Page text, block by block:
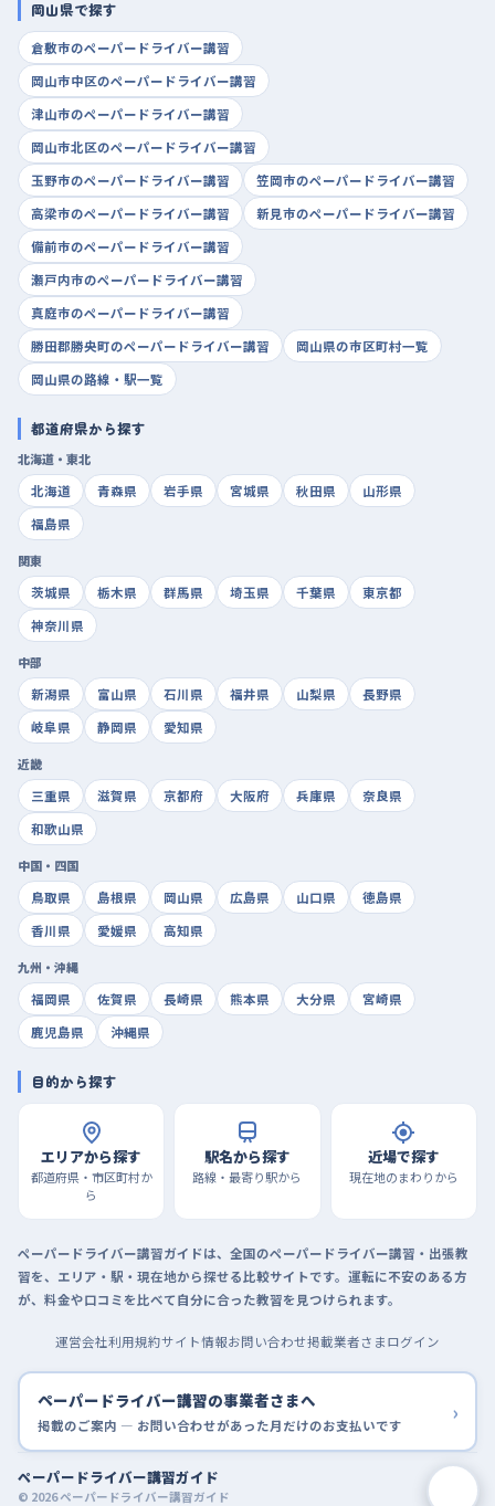
岡山県で探す
倉敷市のペーパードライバー講習
岡山市中区のペーパードライバー講習
津山市のペーパードライバー講習
岡山市北区のペーパードライバー講習
玉野市のペーパードライバー講習
笠岡市のペーパードライバー講習
高梁市のペーパードライバー講習
新見市のペーパードライバー講習
備前市のペーパードライバー講習
瀬戸内市のペーパードライバー講習
真庭市のペーパードライバー講習
勝田郡勝央町のペーパードライバー講習
岡山県の市区町村一覧
岡山県の路線・駅一覧
都道府県から探す
北海道・東北
北海道
青森県 岩手県 宮城県 秋田県
山形県
福島県
関東
茨城県
栃木県 群馬県 埼玉県 千葉県
東京都
神奈川県
中部
新潟県
富山県 石川県 福井県 山梨県
長野県
岐阜県
静岡県 愛知県
近畿
三重県
滋賀県 京都府 大阪府 兵庫県
奈良県
和歌山県
中国・四国
鳥取県
島根県 岡山県 広島県 山口県
徳島県
香川県
愛媛県 高知県
九州・沖縄
福岡県
佐賀県 長崎県 熊本県 大分県
宮崎県
鹿児島県
沖縄県
目的から探す
エリアから探す
都道府県・市区町村か
ら
駅名から探す
路線・最寄り駅から
近場で探す
現在地のまわりから
ペーパードライバー講習ガイドは、全国のペーパードライバー講習・出張教
習を、エリア・駅・現在地から探せる比較サイトです。運転に不安のある方
が、料金や口コミを比べて自分に合った教習を見つけられます。
運営会社利用規約サイト情報お問い合わせ掲載業者さまログイン
ペーパードライバー講習の事業者さまへ
掲載のご案内 — お問い合わせがあった月だけのお支払いです ›
ペーパードライバー講習ガイド
© 2026 ペーパードライバー講習ガイド